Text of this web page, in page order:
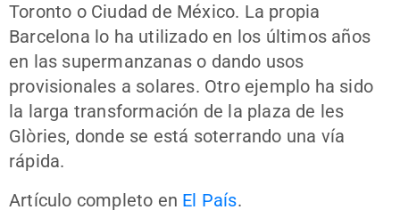
Toronto o Ciudad de México. La propia
Barcelona lo ha utilizado en los últimos años
en las supermanzanas o dando usos
provisionales a solares. Otro ejemplo ha sido
la larga transformación de la plaza de les
Glòries, donde se está soterrando una vía
rápida.
Artículo completo en El País.